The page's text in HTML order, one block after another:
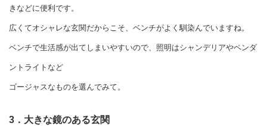
きなどに便利です。
広くてオシャレな玄関だからこそ、ベンチがよく馴染んでいますね。
ベンチで生活感が出てしまいやすいので、照明はシャンデリアやペンダ
ントライトなど
ゴージャスなものを選んでみて。
3．大きな鏡のある玄関